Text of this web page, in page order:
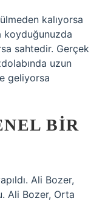
kalıyorsa
koyduğunuzda
sahtedir. Gerçek
uzun
geliyorsa
BIR
Ali Bozer,
Ali Bozer, Orta